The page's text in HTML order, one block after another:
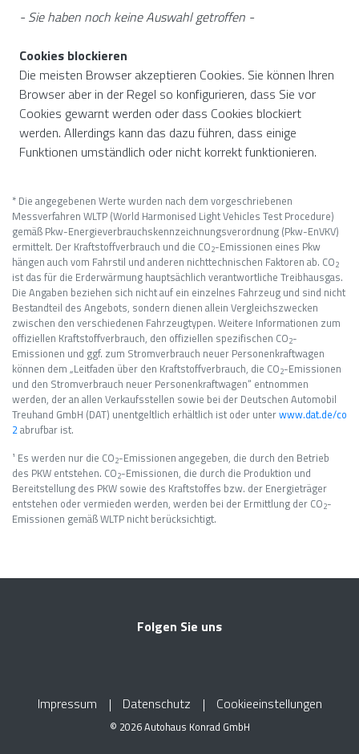
- Sie haben noch keine Auswahl getroffen -
Cookies blockieren
Die meisten Browser akzeptieren Cookies. Sie können Ihren
Browser aber in der Regel so konfigurieren, dass Sie vor
Cookies gewarnt werden oder dass Cookies blockiert
werden. Allerdings kann das dazu führen, dass einige
Funktionen umständlich oder nicht korrekt funktionieren.
* Die angegebenen Werte wurden nach dem vorgeschriebenen
Messverfahren WLTP (World Harmonised Light Vehicles Test Procedure)
gemäß Pkw-Energieverbrauchskennzeichnungsverordnung (Pkw-EnVKV)
ermittelt. Der Kraftstoffverbrauch und die CO2-Emissionen eines Pkw
hängen auch vom Fahrstil und anderen nichttechnischen Faktoren ab. CO2
ist das für die Erderwärmung hauptsächlich verantwortliche Treibhausgas.
Die Angaben beziehen sich nicht auf ein einzelnes Fahrzeug und sind nicht
Bestandteil des Angebots, sondern dienen allein Vergleichszwecken
zwischen den verschiedenen Fahrzeugtypen. Weitere Informationen zum
offiziellen Kraftstoffverbrauch, den offiziellen spezifischen CO2-
Emissionen und ggf. zum Stromverbrauch neuer Personenkraftwagen
können dem „Leitfaden über den Kraftstoffverbrauch, die CO2-Emissionen
und den Stromverbrauch neuer Personenkraftwagen“ entnommen
werden, der an allen Verkaufsstellen sowie bei der Deutschen Automobil
Treuhand GmbH (DAT) unentgeltlich erhältlich ist oder unterwww.dat.de/co
2abrufbar ist.
¹ Es werden nur die CO2-Emissionen angegeben, die durch den Betrieb
des PKW entstehen. CO2-Emissionen, die durch die Produktion und
Bereitstellung des PKW sowie des Kraftstoffes bzw. der Energieträger
entstehen oder vermieden werden, werden bei der Ermittlung der CO2-
Emissionen gemäß WLTP nicht berücksichtigt.
Folgen Sie uns
Impressum Datenschutz Cookieeinstellungen
© 2026 Autohaus Konrad GmbH